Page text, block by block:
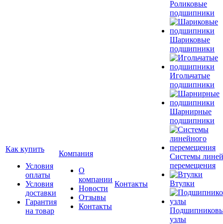
Как купить
Условия
оплаты
Условия
доставки
Гарантия
на товар
Компания
О
компании
Новости
Отзывы
Контакты
Контакты
Роликовые
подшипники
Шариковые
подшипники
Игольчатые
подшипники
Шарнирные
подшипники
Системы
перемещения
Втулки
узлы